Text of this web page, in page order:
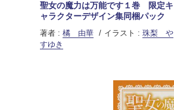
聖女の魔力は万能です１巻 限定キ
ャラクターデザイン集同梱パック
著者 : 橘 由華 イラスト : 珠梨 や
すゆき